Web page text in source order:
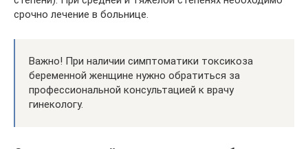
срочно лечение в больнице.
Важно! При наличии симптоматики токсикоза
беременной женщине нужно обратиться за
профессиональной консультацией к врачу
гинекологу.